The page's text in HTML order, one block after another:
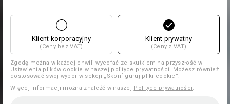
Klient korporacyjny
(Ceny bez VAT)
Klient prywatny
(Ceny z VAT)
Zgodę można w każdej chwili wycofać ze skutkiem na przyszłość w
Ustawienia plików cookie w naszej polityce prywatności. Możesz również
dostosować swój wybór w sekcji „Skonfiguruj pliki cookie”.
Więcej informacji można znaleźć w naszej Polityce prywatności